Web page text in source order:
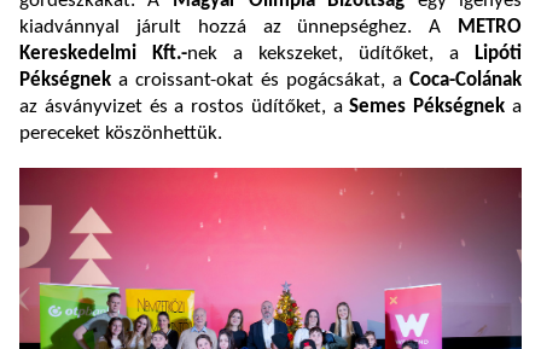
kiadvánnyal járult hozzá az ünnepséghez. A
METRO
Kereskedelmi Kft.-nek a kekszeket, üdítőket, a Lipóti
Pékségnek a croissant-okat és pogácsákat, a Coca-Colának
az ásványvizet és a rostos üdítőket, aSemes Pékségnek a
pereceket köszönhettük.